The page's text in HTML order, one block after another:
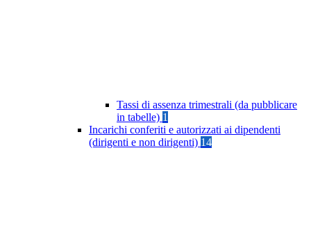
Tassi di assenza trimestrali (da pubblicare
in tabelle) 1
Incarichi conferiti e autorizzati ai dipendenti
(dirigenti e non dirigenti) 14